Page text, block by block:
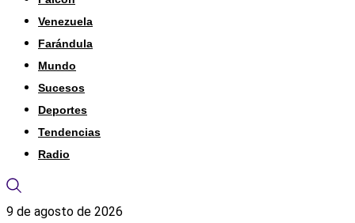
Venezuela
Farándula
Mundo
Sucesos
Deportes
Tendencias
Radio
9 de agosto de 2026